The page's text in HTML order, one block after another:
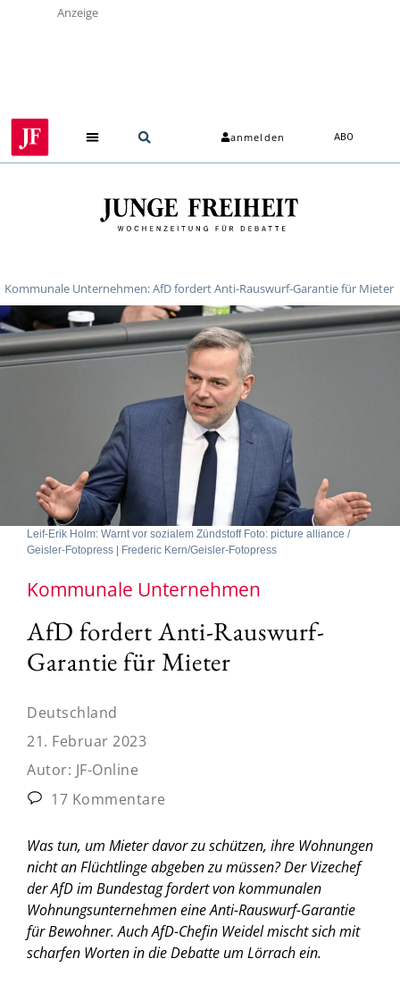
Anzeige
anmelden ABO
Kommunale Unternehmen: AfD fordert Anti-Rauswurf-Garantie für Mieter
Leif-Erik Holm: Warnt vor sozialem Zündstoff Foto: picture alliance /
Geisler-Fotopress | Frederic Kern/Geisler-Fotopress
Kommunale Unternehmen
AfD fordert Anti-Rauswurf-
Garantie für Mieter
Deutschland
21. Februar 2023
Autor: JF-Online
17 Kommentare
Was tun, um Mieter davor zu schützen, ihre Wohnungen
nicht an Flüchtlinge abgeben zu müssen? Der Vizechef
der AfD im Bundestag fordert von kommunalen
Wohnungsunternehmen eine Anti-Rauswurf-Garantie
für Bewohner. Auch AfD-Chefin Weidel mischt sich mit
scharfen Worten in die Debatte um Lörrach ein.